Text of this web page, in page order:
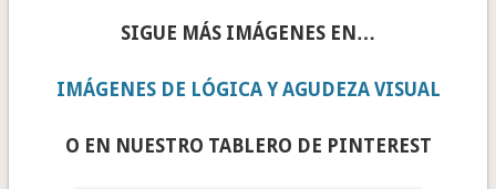
SIGUE MÁS IMÁGENES EN…
IMÁGENES DE LÓGICA Y AGUDEZA VISUAL
O EN NUESTRO TABLERO DE PINTEREST